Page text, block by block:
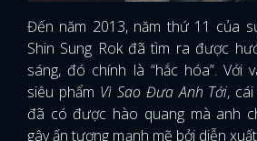
Đến năm 2013, năm thứ 11 của
Shin Sung Rok đã tìm ra được
sáng, đó chính là “hắc hóa”. Với
siêu phẩm Vì Sao Đưa Anh Tới,
đã có được hào quang mà anh
gây ấn tượng mạnh mẽ bởi diễn